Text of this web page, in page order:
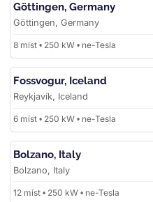
Göttingen, Germany
Göttingen, Germany
8 míst • 250 kW • ne-Tesla
Fossvogur, Iceland
Reykjavík, Iceland
6 míst • 250 kW • ne-Tesla
Bolzano, Italy
Bolzano, Italy
12 míst • 250 kW • ne-Tesla